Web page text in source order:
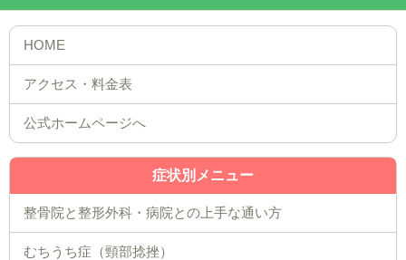
公式ホームページへ
症状別メニュー
整骨院と整形外科・病院との上手な通い方
むちうち症（頸部捻挫）